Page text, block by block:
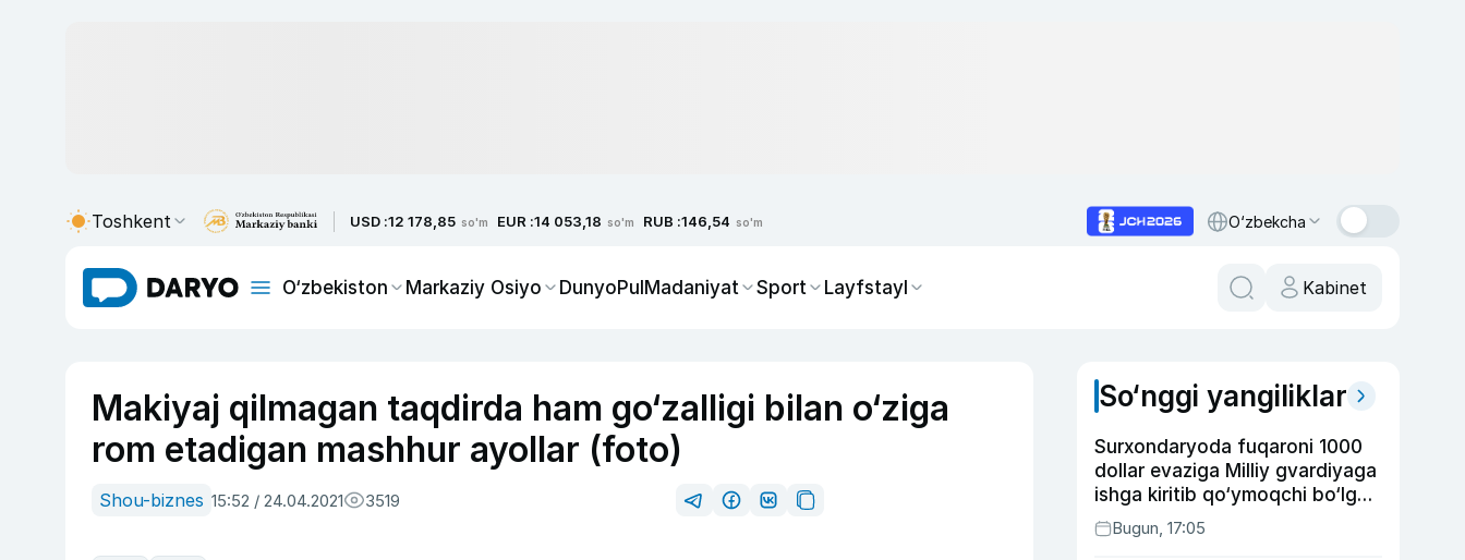
Toshkent USD :12 178,85 so'm EUR :14 053,18 so'm RUB :146,54 so'm O‘zbekcha
O‘zbekiston Markaziy Osiyo DunyoPulMadaniyat Sport Layfstayl Kabinet
Makiyaj qilmagan taqdirda ham go‘zalligi bilan o‘ziga
rom etadigan mashhur ayollar (foto)
Shou-biznes 15:52 / 24.04.2021 3519
So‘nggi yangiliklar
Surxondaryoda fuqaroni 1000
dollar evaziga Milliy gvardiyaga
ishga kiritib qo‘ymoqchi bo‘lgan
shaxs ushlandi
Bugun, 17:05